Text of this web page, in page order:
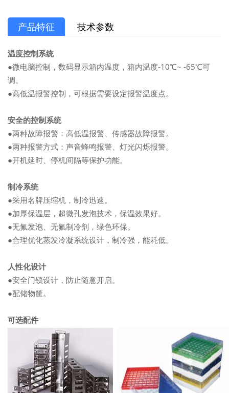
产品特征 技术参数
温度控制系统
●微电脑控制，数码显示箱内温度，箱内温度-10℃~ -65℃可
调。
●高低温报警控制，可根据需要设定报警温度点。
安全的控制系统
●两种故障报警：高低温报警、传感器故障报警。
●两种报警方式：声音蜂鸣报警、灯光闪烁报警。
●开机延时、停机间隔等保护功能。
制冷系统
●采用名牌压缩机，制冷迅速。
●加厚保温层，超微孔发泡技术，保温效果好。
●无氟发泡、无氟制冷剂，绿色环保。
●合理优化蒸发冷凝系统设计，制冷强，能耗低。
人性化设计
●安全门锁设计，防止随意开启。
●配储物筐。
可选配件